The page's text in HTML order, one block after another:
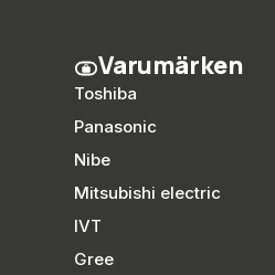
Varumärken
Toshiba
Panasonic
Nibe
Mitsubishi electric
IVT
Gree